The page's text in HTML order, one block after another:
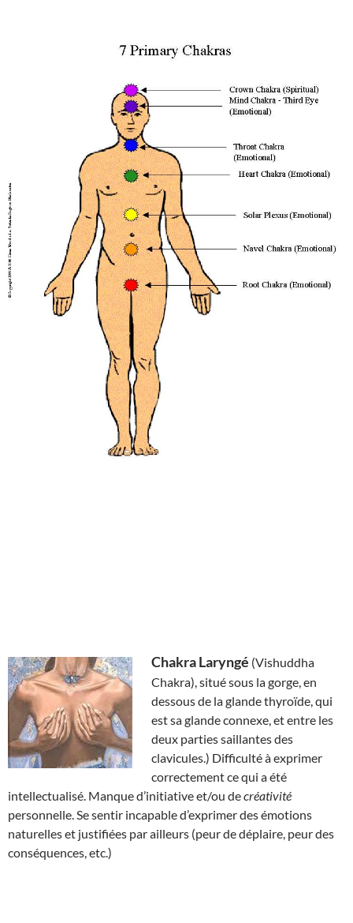
Chakra Laryngé (Vishuddha
Chakra), situé sous la gorge, en
dessous de la glande thyroïde, qui
est sa glande connexe, et entre les
deux parties saillantes des
clavicules.) Difficulté à exprimer
correctement ce qui a été
intellectualisé. Manque d’initiative et/ou decréativité
personnelle. Se sentir incapable d’exprimer des émotions
naturelles et justifiées par ailleurs (peur de déplaire, peur des
conséquences, etc.)